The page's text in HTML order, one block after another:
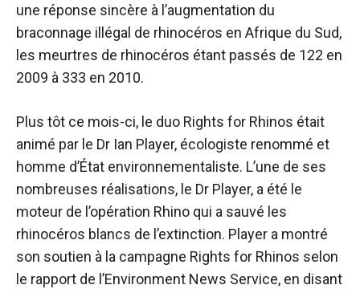
une réponse sincère à l’augmentation du
braconnage illégal de rhinocéros en Afrique du Sud,
les meurtres de rhinocéros étant passés de 122 en
2009 à 333 en 2010.
Plus tôt ce mois-ci, le duo Rights for Rhinos était
animé par le Dr Ian Player, écologiste renommé et
homme d’État environnementaliste. L’une de ses
nombreuses réalisations, le Dr Player, a été le
moteur de l’opération Rhino qui a sauvé les
rhinocéros blancs de l’extinction. Player a montré
son soutien à la campagne Rights for Rhinos selon
le rapport de l’Environment News Service, en disant